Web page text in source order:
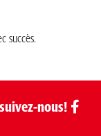
succès.
nous!